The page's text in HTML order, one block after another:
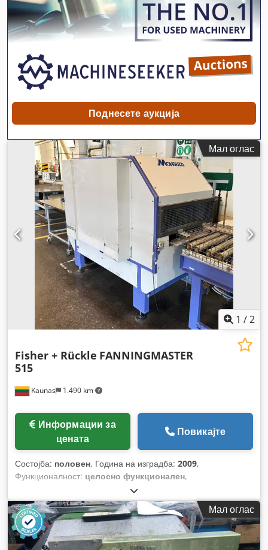
Поднесете аукција
Мал оглас
1 /2
Kaunas 1.490 km
Fisher + Rückle FANNINGMASTER
515
цената
Повикајте
Состојба: половен, Година на изградба: 2009,
Функционалност: целосно функционален,
Мал оглас